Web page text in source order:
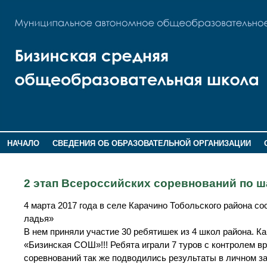
НАЧАЛО СВЕДЕНИЯ ОБ ОБРАЗОВАТЕЛЬНОЙ ОРГАНИЗАЦИИ
2 этап Всероссийских соревнований по
4 марта 2017 года в селе Карачино Тобольского района
ладья»
В нем приняли участие 30 ребятишек из 4 школ района.
«Бизинская СОШ»!!! Ребята играли 7 туров с контролем
соревнований так же подводились результаты в личном